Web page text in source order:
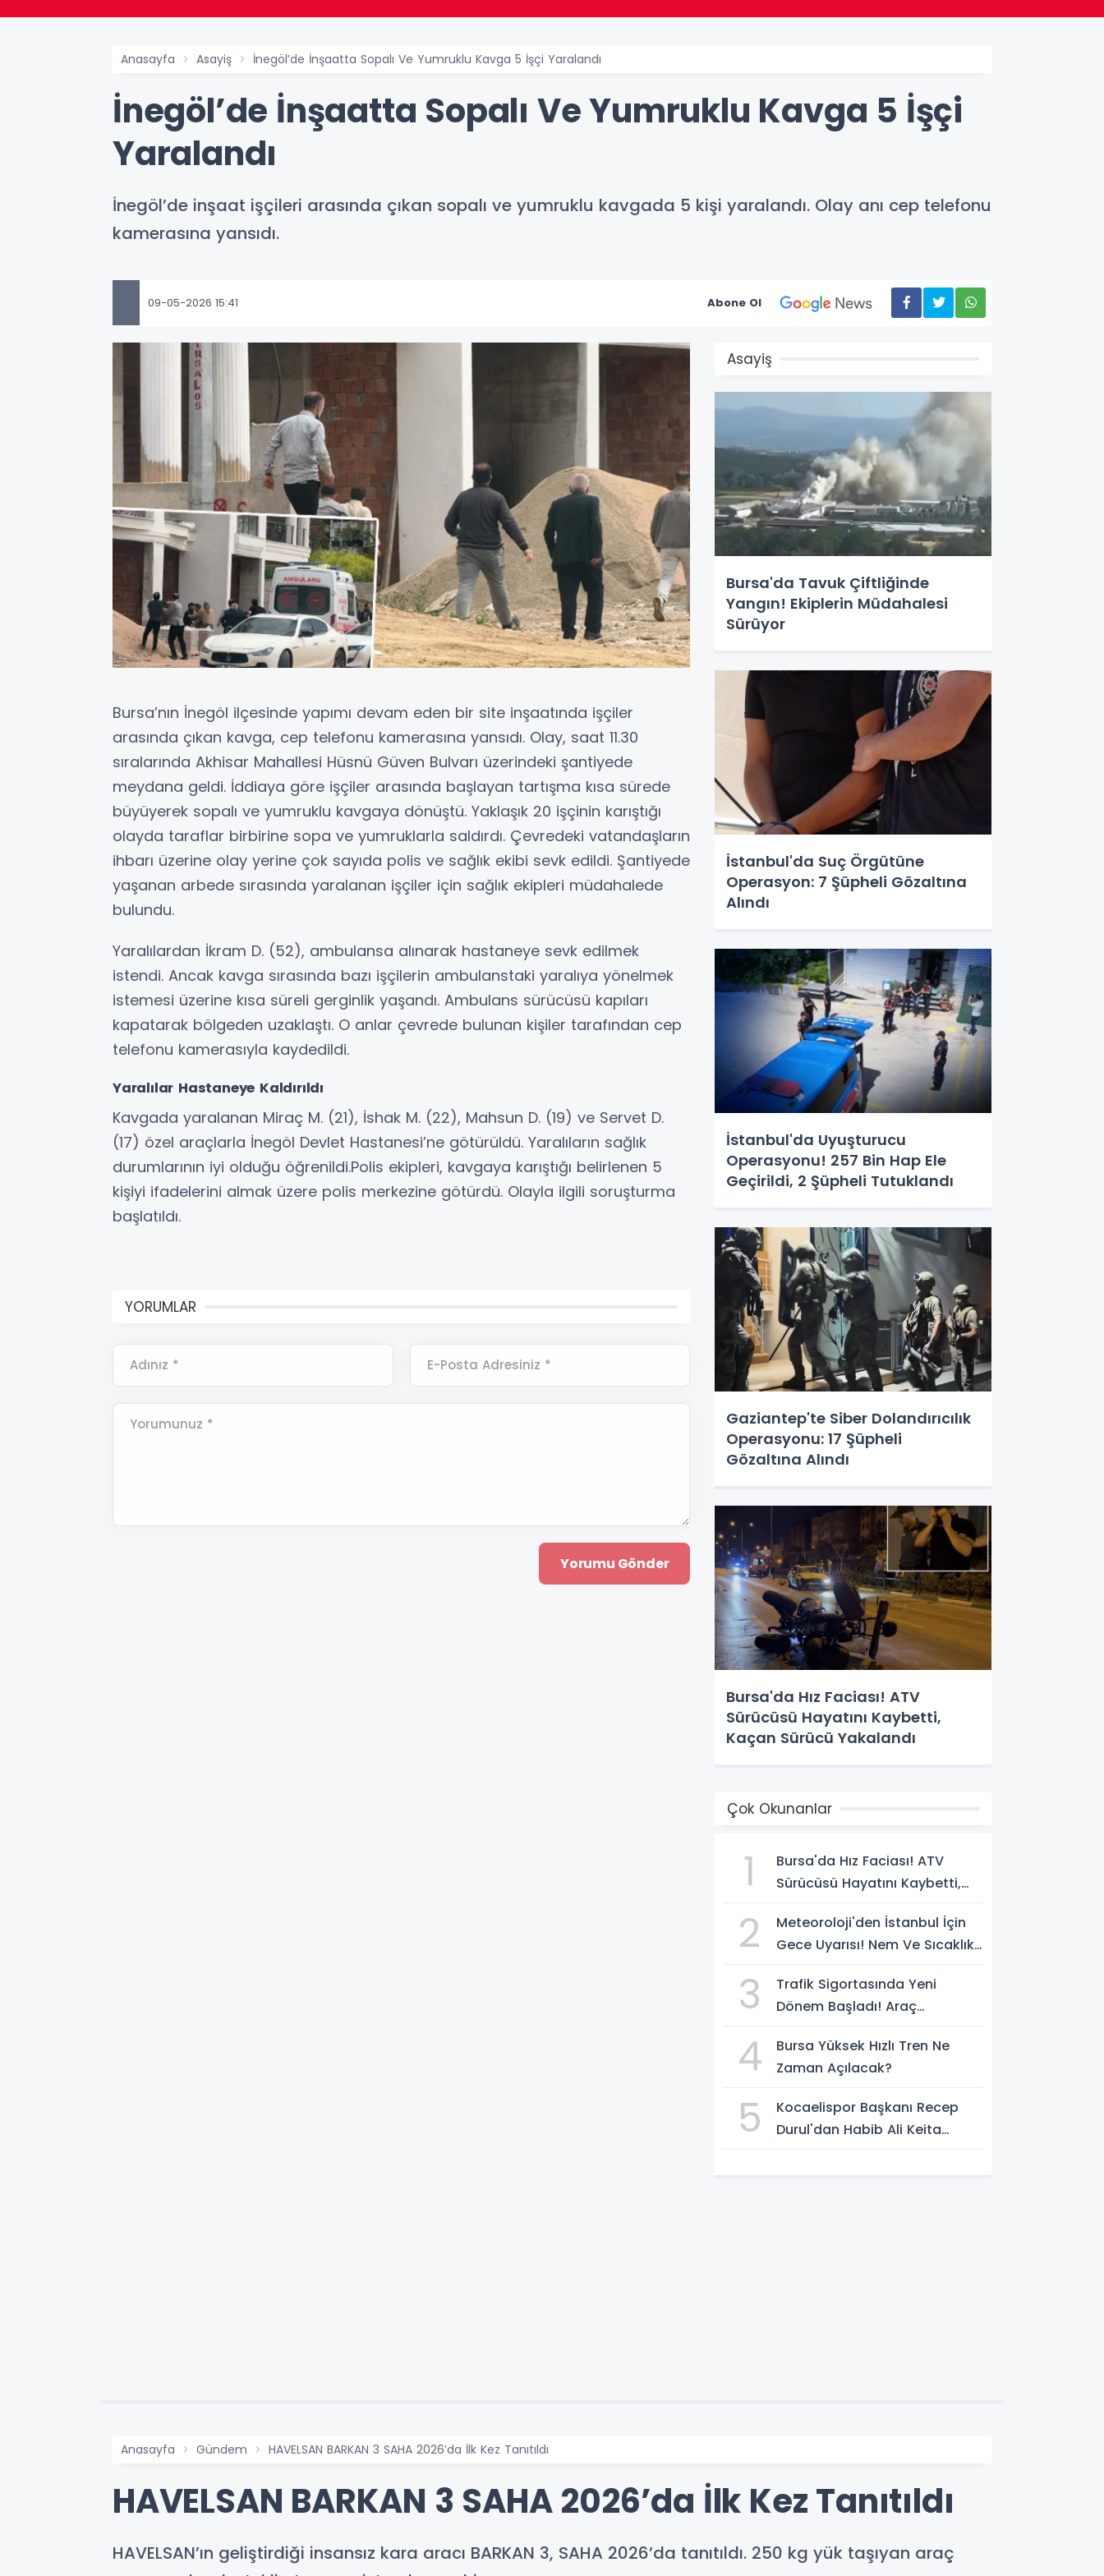
Anasayfa Asayiş İnegöl’de İnşaatta Sopalı Ve Yumruklu Kavga 5 İşçi Yaralandı
İnegöl’de İnşaatta Sopalı Ve Yumruklu Kavga 5 İşçi
Yaralandı
İnegöl’de inşaat işçileri arasında çıkan sopalı ve yumruklu kavgada 5 kişi yaralandı. Olay anı cep telefonu
kamerasına yansıdı.
09-05-2026 15:41 Abone Ol
Bursa’nın İnegöl ilçesinde yapımı devam eden bir site inşaatında işçiler
arasında çıkan kavga, cep telefonu kamerasına yansıdı. Olay, saat 11.30
sıralarında Akhisar Mahallesi Hüsnü Güven Bulvarı üzerindeki şantiyede
meydana geldi. İddiaya göre işçiler arasında başlayan tartışma kısa sürede
büyüyerek sopalı ve yumruklu kavgaya dönüştü. Yaklaşık 20 işçinin karıştığı
olayda taraflar birbirine sopa ve yumruklarla saldırdı. Çevredeki vatandaşların
ihbarı üzerine olay yerine çok sayıda polis ve sağlık ekibi sevk edildi. Şantiyede
yaşanan arbede sırasında yaralanan işçiler için sağlık ekipleri müdahalede
bulundu.
Yaralılardan İkram D. (52), ambulansa alınarak hastaneye sevk edilmek
istendi. Ancak kavga sırasında bazı işçilerin ambulanstaki yaralıya yönelmek
istemesi üzerine kısa süreli gerginlik yaşandı. Ambulans sürücüsü kapıları
kapatarak bölgeden uzaklaştı. O anlar çevrede bulunan kişiler tarafından cep
telefonu kamerasıyla kaydedildi.
Yaralılar Hastaneye Kaldırıldı
Kavgada yaralanan Miraç M. (21), İshak M. (22), Mahsun D. (19) ve Servet D.
(17) özel araçlarla İnegöl Devlet Hastanesi’ne götürüldü. Yaralıların sağlık
durumlarının iyi olduğu öğrenildi.Polis ekipleri, kavgaya karıştığı belirlenen 5
kişiyi ifadelerini almak üzere polis merkezine götürdü. Olayla ilgili soruşturma
başlatıldı.
YORUMLAR
Adınız * E-Posta Adresiniz *
Yorumunuz *
Asayiş
Bursa'da Tavuk Çiftliğinde
Yangın! Ekiplerin Müdahalesi
Sürüyor
İstanbul'da Suç Örgütüne
Operasyon: 7 Şüpheli Gözaltına
Alındı
İstanbul'da Uyuşturucu
Operasyonu! 257 Bin Hap Ele
Geçirildi, 2 Şüpheli Tutuklandı
Gaziantep'te Siber Dolandırıcılık
Operasyonu: 17 Şüpheli
Gözaltına Alındı
Bursa'da Hız Faciası! ATV
Sürücüsü Hayatını Kaybetti,
Kaçan Sürücü Yakalandı
Çok Okunanlar
1
Bursa'da Hız Faciası! ATV
Sürücüsü Hayatını Kaybetti,
2
Meteoroloji'den İstanbul İçin
Gece Uyarısı! Nem Ve Sıcaklık
3
Trafik Sigortasında Yeni
Dönem Başladı! Araç
Değişiklikler Belli Oldu
4
Bursa Yüksek Hızlı Tren Ne
Zaman Açılacak?
5
Kocaelispor Başkanı Recep
Durul'dan Habib Ali Keita
Anasayfa Gündem HAVELSAN BARKAN 3 SAHA 2026’da İlk Kez Tanıtıldı
HAVELSAN BARKAN 3 SAHA 2026’da İlk Kez Tanıtıldı
HAVELSAN’ın geliştirdiği insansız kara aracı BARKAN 3, SAHA 2026’da tanıtıldı. 250 kg yük taşıyan araç